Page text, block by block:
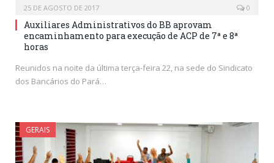
25 DE AGOSTO DE 2017 0
Auxiliares Administrativos do BB aprovam
encaminhamento para execução de ACP de 7ª e 8ª
horas
Reunidos na noite da última terça-feira 22, na sede do Sindicato
dos Bancários do Pará…
GERAIS